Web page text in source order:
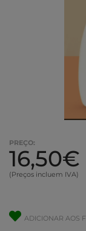
PREÇO:
16,50€
(Preços incluem IVA)
ADICIONAR AOS